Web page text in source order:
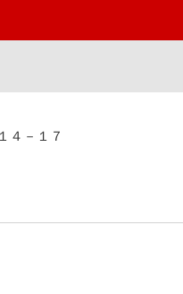
４－１７